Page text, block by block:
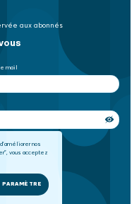
nos
vous acceptez
PARAMÈTRE
aux abonnés
mail